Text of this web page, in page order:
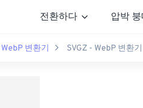
전환하다 압박
WebP 변환기 SVGZ - WebP 변환기